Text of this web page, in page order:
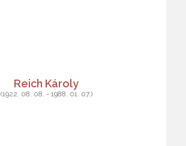
Reich Károly
(1922. 08. 08. - 1988. 01. 07.)